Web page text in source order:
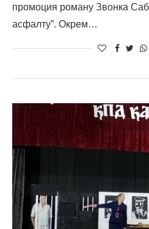
промоция роману Звонка
асфалту”. Окрем…